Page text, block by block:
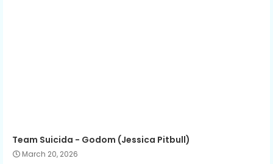
Team Suicida - Godom (Jessica Pitbull)
March 20, 2026